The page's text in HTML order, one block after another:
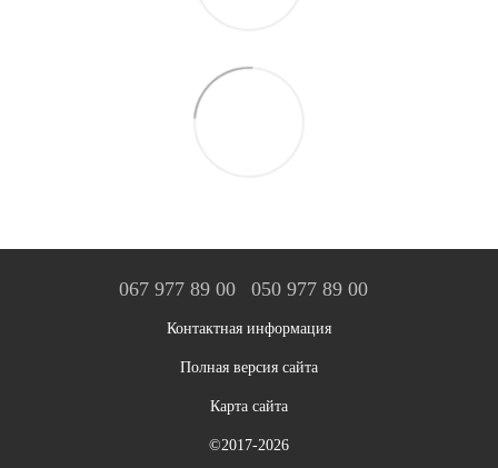
067 977 89 00 050 977 89 00
Контактная информация
Полная версия сайта
Карта сайта
©2017-2026